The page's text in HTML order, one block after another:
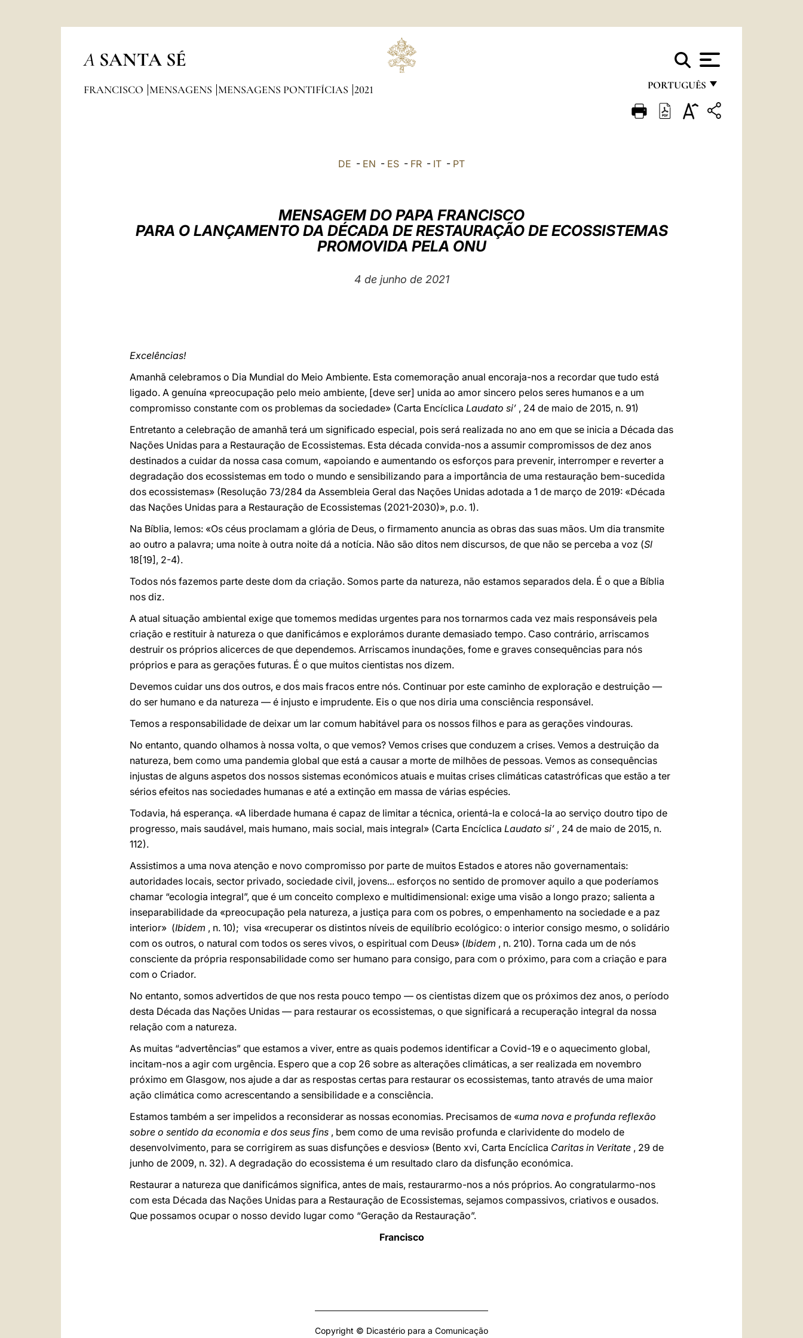
A SANTA SÉ
PORTUGUÊS
FRANÇAIS
DEUTSCH
FRANCISCO MENSAGENS MENSAGENS PONTIFÍCIAS 2021
DE - EN - ES - FR - IT - PT
MENSAGEM DO PAPA FRANCISCO
PARA O LANÇAMENTO DA DÉCADA DE RESTAURAÇÃO DE ECOSSISTEMAS
PROMOVIDA PELA ONU
4 de junho de 2021
Excelências!
Amanhã celebramos o Dia Mundial do Meio Ambiente. Esta comemoração anual encoraja-nos a recordar que tudo está
ligado. A genuína «preocupação pelo meio ambiente, [deve ser] unida ao amor sincero pelos seres humanos e a um
compromisso constante com os problemas da sociedade» (Carta Encíclica Laudato si’ , 24 de maio de 2015, n. 91)
Entretanto a celebração de amanhã terá um significado especial, pois será realizada no ano em que se inicia a Década das
Nações Unidas para a Restauração de Ecossistemas. Esta década convida-nos a assumir compromissos de dez anos
destinados a cuidar da nossa casa comum, «apoiando e aumentando os esforços para prevenir, interromper e reverter a
degradação dos ecossistemas em todo o mundo e sensibilizando para a importância de uma restauração bem-sucedida
dos ecossistemas» (Resolução 73/284 da Assembleia Geral das Nações Unidas adotada a 1 de março de 2019: «Década
das Nações Unidas para a Restauração de Ecossistemas (2021-2030)», p.o. 1).
Na Bíblia, lemos: «Os céus proclamam a glória de Deus, o firmamento anuncia as obras das suas mãos. Um dia transmite
ao outro a palavra; uma noite à outra noite dá a notícia. Não são ditos nem discursos, de que não se perceba a voz (Sl
18[19], 2-4).
Todos nós fazemos parte deste dom da criação. Somos parte da natureza, não estamos separados dela. É o que a Bíblia
nos diz.
A atual situação ambiental exige que tomemos medidas urgentes para nos tornarmos cada vez mais responsáveis pela
criação e restituir à natureza o que danificámos e explorámos durante demasiado tempo. Caso contrário, arriscamos
destruir os próprios alicerces de que dependemos. Arriscamos inundações, fome e graves consequências para nós
próprios e para as gerações futuras. É o que muitos cientistas nos dizem.
Devemos cuidar uns dos outros, e dos mais fracos entre nós. Continuar por este caminho de exploração e destruição —
do ser humano e da natureza — é injusto e imprudente. Eis o que nos diria uma consciência responsável.
Temos a responsabilidade de deixar um lar comum habitável para os nossos filhos e para as gerações vindouras.
No entanto, quando olhamos à nossa volta, o que vemos? Vemos crises que conduzem a crises. Vemos a destruição da
natureza, bem como uma pandemia global que está a causar a morte de milhões de pessoas. Vemos as consequências
injustas de alguns aspetos dos nossos sistemas económicos atuais e muitas crises climáticas catastróficas que estão a ter
sérios efeitos nas sociedades humanas e até a extinção em massa de várias espécies.
Todavia, há esperança. «A liberdade humana é capaz de limitar a técnica, orientá-la e colocá-la ao serviço doutro tipo de
progresso, mais saudável, mais humano, mais social, mais integral» (Carta Encíclica Laudato si’ , 24 de maio de 2015, n.
112).
Assistimos a uma nova atenção e novo compromisso por parte de muitos Estados e atores não governamentais:
autoridades locais, sector privado, sociedade civil, jovens... esforços no sentido de promover aquilo a que poderíamos
chamar “ecologia integral”, que é um conceito complexo e multidimensional: exige uma visão a longo prazo; salienta a
inseparabilidade da «preocupação pela natureza, a justiça para com os pobres, o empenhamento na sociedade e a paz
interior» (Ibidem , n. 10); visa «recuperar os distintos níveis de equilíbrio ecológico: o interior consigo mesmo, o solidário
com os outros, o natural com todos os seres vivos, o espiritual com Deus» (Ibidem , n. 210). Torna cada um de nós
consciente da própria responsabilidade como ser humano para consigo, para com o próximo, para com a criação e para
com o Criador.
No entanto, somos advertidos de que nos resta pouco tempo — os cientistas dizem que os próximos dez anos, o período
desta Década das Nações Unidas — para restaurar os ecossistemas, o que significará a recuperação integral da nossa
relação com a natureza.
As muitas “advertências” que estamos a viver, entre as quais podemos identificar a Covid-19 e o aquecimento global,
incitam-nos a agir com urgência. Espero que a cop 26 sobre as alterações climáticas, a ser realizada em novembro
próximo em Glasgow, nos ajude a dar as respostas certas para restaurar os ecossistemas, tanto através de uma maior
ação climática como acrescentando a sensibilidade e a consciência.
Estamos também a ser impelidos a reconsiderar as nossas economias. Precisamos de «uma nova e profunda reflexão
sobre o sentido da economia e dos seus fins , bem como de uma revisão profunda e clarividente do modelo de
desenvolvimento, para se corrigirem as suas disfunções e desvios» (Bento xvi, Carta Encíclica Caritas in Veritate , 29 de
junho de 2009, n. 32). A degradação do ecossistema é um resultado claro da disfunção económica.
Restaurar a natureza que danificámos significa, antes de mais, restaurarmo-nos a nós próprios. Ao congratularmo-nos
com esta Década das Nações Unidas para a Restauração de Ecossistemas, sejamos compassivos, criativos e ousados.
Que possamos ocupar o nosso devido lugar como “Geração da Restauração”.
Francisco
Copyright © Dicastério para a Comunicação